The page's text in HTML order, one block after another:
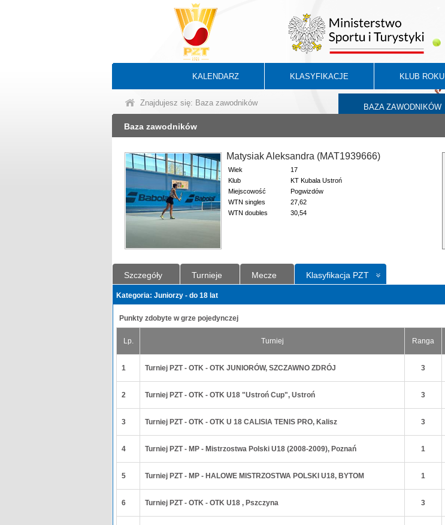
KALENDARZ KLASYFIKACJE KLUB ROKU
BAZA ZAWODNIKÓW
Znajdujesz się: Baza zawodników
Baza zawodników
Matysiak Aleksandra (MAT1939666)
Wiek
17
Klub
KT Kubala Ustroń
Miejscowość
Pogwizdów
WTN singles
27,62
WTN doubles
30,54
Szczegóły Turnieje Mecze Klasyfikacja PZT
Kategoria: Juniorzy - do 18 lat
Punkty zdobyte w grze pojedynczej
Lp. Turniej Ranga
1 Turniej PZT - OTK - OTK JUNIORÓW, SZCZAWNO ZDRÓJ 3
2 Turniej PZT - OTK - OTK U18 "Ustroń Cup", Ustroń 3
3 Turniej PZT - OTK - OTK U 18 CALISIA TENIS PRO, Kalisz 3
4 Turniej PZT - MP - Mistrzostwa Polski U18 (2008-2009), Poznań 1
5 Turniej PZT - MP - HALOWE MISTRZOSTWA POLSKI U18, BYTOM 1
6 Turniej PZT - OTK - OTK U18 , Pszczyna 3